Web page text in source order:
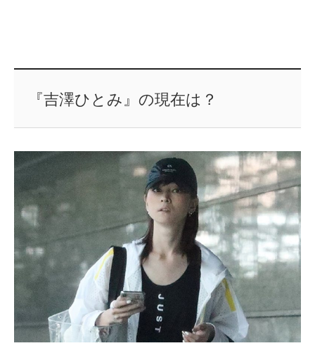
『吉澤ひとみ』の現在は？